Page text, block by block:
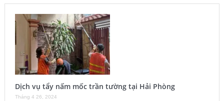
Dịch vụ tẩy nấm mốc trần tường tại Hải Phòng
Tháng 4 26, 2024